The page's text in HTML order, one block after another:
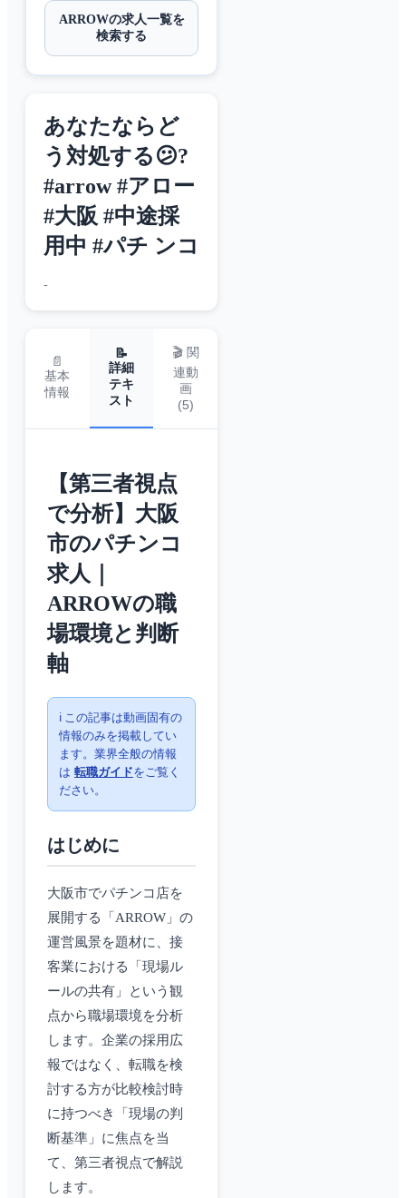
ARROWの求人一覧を
検索する
あなたならど
う対処する😕?
#arrow #アロー
#大阪 #中途採
用中 #パチ ンコ
-
📄
基本
情報
📝
詳細
テキ
スト
🎬 関
連動
画
(5)
【第三者視点
で分析】大阪
市のパチンコ
求人｜
ARROWの職
場環境と判断
軸
ℹ️ この記事は動画固有の
情報のみを掲載してい
ます。業界全般の情報
は 転職ガイドをご覧く
ださい。
はじめに
大阪市でパチンコ店を
展開する「ARROW」の
運営風景を題材に、接
客業における「現場ル
ールの共有」という観
点から職場環境を分析
します。企業の採用広
報ではなく、転職を検
討する方が比較検討時
に持つべき「現場の判
断基準」に焦点を当
て、第三者視点で解説
します。